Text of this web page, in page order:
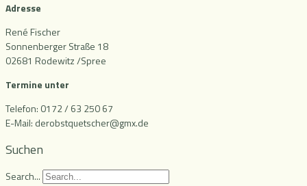
Adresse
René Fischer
Sonnenberger Straße 18
02681 Rodewitz /Spree
Termine unter
Telefon: 0172 / 63 250 67
E-Mail: derobstquetscher@gmx.de
Suchen
Search...